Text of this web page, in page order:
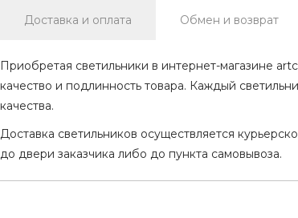
Доставка и оплата Обмен и возврат
Приобретая светильники в интернет-магазине
качество и подлинность товара. Каждый
качества.
Доставка светильников осуществляется
до двери заказчика либо до пункта самовывоза.